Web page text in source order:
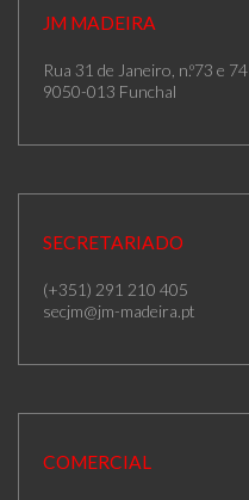
JM MADEIRA
Rua 31 de Janeiro, n.º73 e 74
9050-013 Funchal
SECRETARIADO
(+351) 291 210 405
secjm@jm-madeira.pt
COMERCIAL